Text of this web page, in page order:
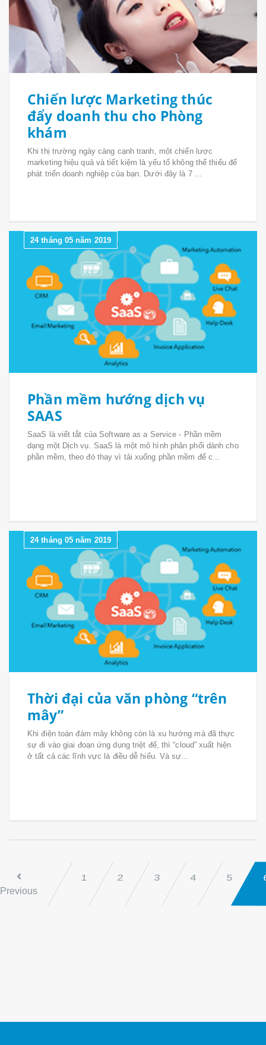
Chiến lược Marketing thúc
đẩy doanh thu cho Phòng
khám
Khi thị trường ngày càng cạnh tranh, một chiến lược
marketing hiệu quả và tiết kiệm là yếu tố không thể thiếu để
phát triển doanh nghiệp của bạn. Dưới đây là 7 ...
24 tháng 05 năm 2019
Phần mềm hướng dịch vụ
SAAS
SaaS là viết tắt của Software as a Service - Phần mềm
dạng một Dịch vụ. SaaS là một mô hình phân phối dành cho
phần mềm, theo đó thay vì tải xuống phần mềm để c...
24 tháng 05 năm 2019
Thời đại của văn phòng “trên
mây”
Khi điện toán đám mây không còn là xu hướng mà đã thực
sự đi vào giai đoạn ứng dụng triệt để, thì “cloud” xuất hiện
ở tất cả các lĩnh vực là điều dễ hiểu. Và sự...
Previous
1 2 3 4 5